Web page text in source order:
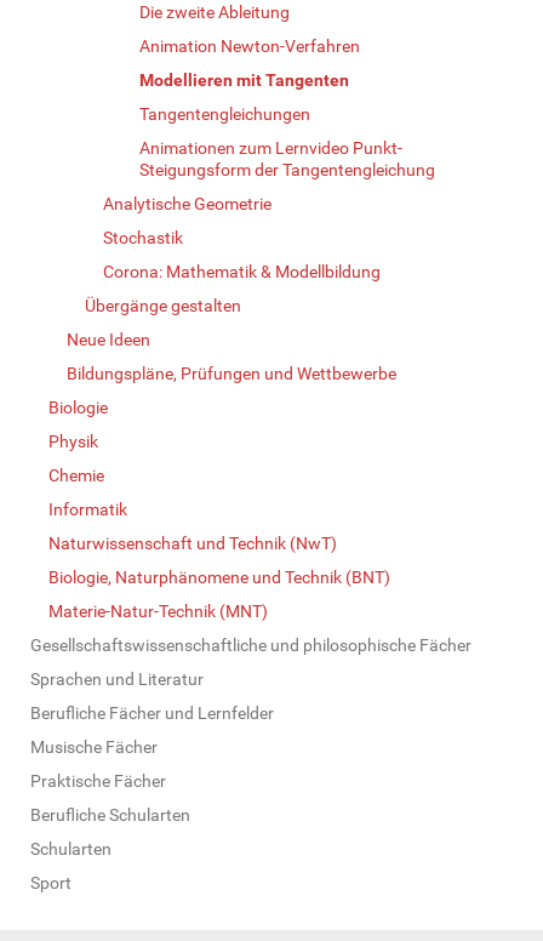
Die zweite Ableitung
Animation Newton-Verfahren
Modellieren mit Tangenten
Tangentengleichungen
Animationen zum Lernvideo Punkt-
Steigungsform der Tangentengleichung
Analytische Geometrie
Stochastik
Corona: Mathematik & Modellbildung
Übergänge gestalten
Neue Ideen
Bildungspläne, Prüfungen und Wettbewerbe
Biologie
Physik
Chemie
Informatik
Naturwissenschaft und Technik (NwT)
Biologie, Naturphänomene und Technik (BNT)
Materie-Natur-Technik (MNT)
Gesellschaftswissenschaftliche und philosophische Fächer
Sprachen und Literatur
Berufliche Fächer und Lernfelder
Musische Fächer
Praktische Fächer
Berufliche Schularten
Schularten
Sport